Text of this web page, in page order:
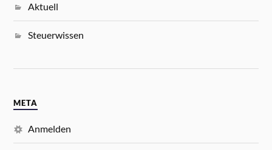
Aktuell
Steuerwissen
META
Anmelden